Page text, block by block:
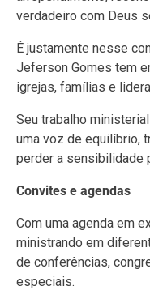
verdadeiro com Deus
É justamente nesse
Jeferson Gomes tem
igrejas, famílias e
Seu trabalho
uma voz de equilíbrio,
perder a sensibilidade
Convites e agendas
Com uma agenda em
ministrando em
de conferências,
especiais.